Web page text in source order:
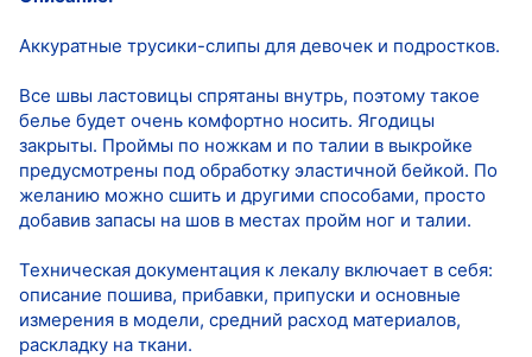
Аккуратные трусики-слипы для девочек и подростков.
Все швы ластовицы спрятаны внутрь, поэтому такое
белье будет очень комфортно носить. Ягодицы
закрыты. Проймы по ножкам и по талии в выкройке
предусмотрены под обработку эластичной бейкой. По
желанию можно сшить и другими способами, просто
добавив запасы на шов в местах пройм ног и талии.
Техническая документация к лекалу включает в себя:
описание пошива, прибавки, припуски и основные
измерения в модели, средний расход материалов,
раскладку на ткани.